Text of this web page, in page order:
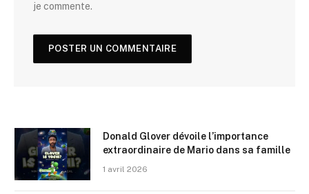
je commente.
Donald Glover dévoile l’importance
extraordinaire de Mario dans sa famille
1 avril 2026